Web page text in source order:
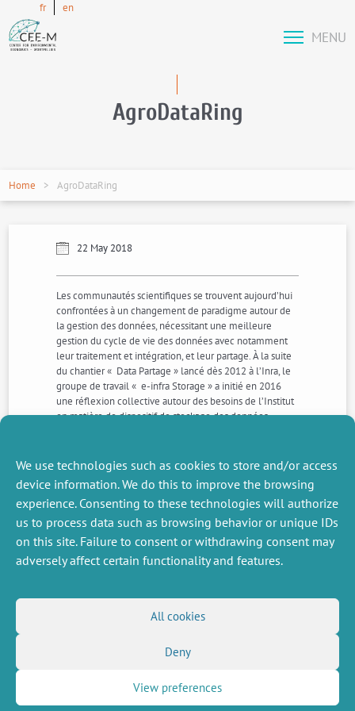
We use technologies such as cookies to store and/or access
device information. We do this to improve the browsing
experience. Consenting to these technologies will authorize
us to process data such as browsing behavior or unique IDs
on this site. Failure to consent or withdrawing consent may
adversely affect certain functionality and features.
All cookies
Deny
View preferences
fr en
MENU
AgroDataRing
Home AgroDataRing
22 May 2018
Les communautés scientifiques se trouvent aujourd’hui
confrontées à un changement de paradigme autour de
la gestion des données, nécessitant une meilleure
gestion du cycle de vie des données avec notamment
leur traitement et intégration, et leur partage. À la suite
du chantier « Data Partage » lancé dès 2012 à l’Inra, le
groupe de travail « e-infra Storage » a initié en 2016
une réflexion collective autour des besoins de l’Institut
en matière de dispositif de stockage des données
mutualisée : AgroDataRing.
NEXT
NEWS
PREVIOUS
NEWS
MISCELLANEOUS
Legal Notice
FOLLOW US
Social networks
(Twitter)
Newsletter subscription